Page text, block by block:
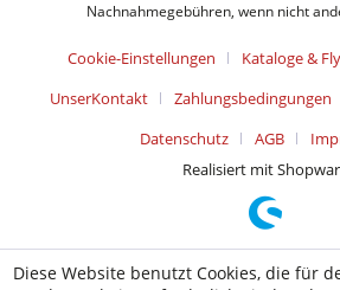
Nachnahmegebühren, wenn nicht
Cookie-Einstellungen Kataloge &
UnserKontakt
Zahlungsbedingungen
Datenschutz
AGB
Realisiert mit
Diese Website benutzt Cookies, die für